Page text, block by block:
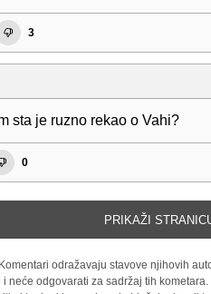
3
sta je ruzno rekao o Vahi?
0
PRIKAŽI
Komentari odražavaju stavove njihovih
i neće odgovarati za sadržaj tih